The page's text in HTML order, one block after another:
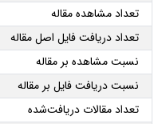
تعداد مشاهده مقاله
تعداد دریافت فایل اصل مقاله
نسبت مشاهده بر مقاله
نسبت دریافت فایل بر مقاله
تعداد مقالات دریافت‌شده